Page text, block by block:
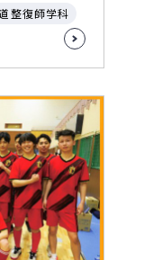
整復師学科